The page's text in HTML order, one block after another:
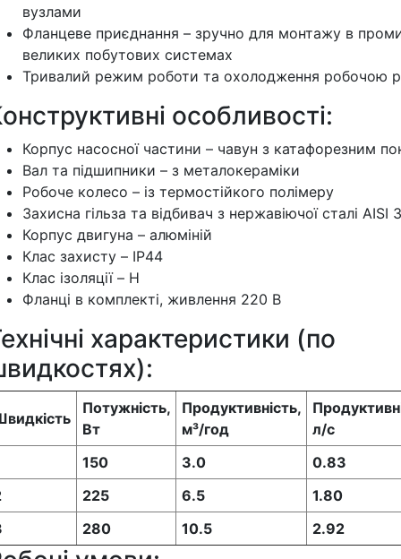
вузлами
Фланцеве приєднання – зручно для монтажу в
великих побутових системах
Тривалий режим роботи та охолодження робочою
особливості:
Корпус насосної частини – чавун з катафорезним
Вал та підшипники – з металокераміки
Робоче колесо – із термостійкого полімеру
Захисна гільза та відбивач з нержавіючої сталі AISI
Корпус двигуна – алюміній
Клас захисту – IP44
Клас ізоляції – H
Фланці в комплекті, живлення 220 В
характеристики (по
Потужність,
Вт
Продуктивність,
м³/год
л/с
150
3.0
0.83
225 6.5
1.80
280 10.5 2.92